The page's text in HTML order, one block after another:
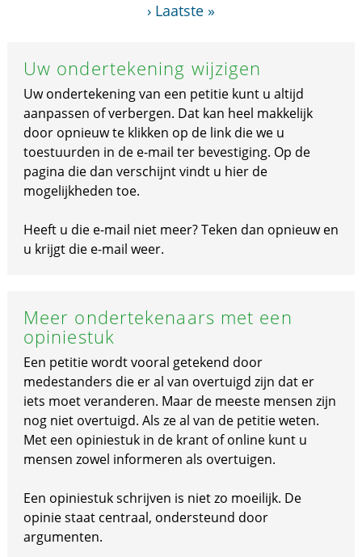
› Laatste »
Uw ondertekening wijzigen
Uw ondertekening van een petitie kunt u altijd
aanpassen of verbergen. Dat kan heel makkelijk
door opnieuw te klikken op de link die we u
toestuurden in de e-mail ter bevestiging. Op de
pagina die dan verschijnt vindt u hier de
mogelijkheden toe.
Heeft u die e-mail niet meer? Teken dan opnieuw en
u krijgt die e-mail weer.
Meer ondertekenaars met een
opiniestuk
Een petitie wordt vooral getekend door
medestanders die er al van overtuigd zijn dat er
iets moet veranderen. Maar de meeste mensen zijn
nog niet overtuigd. Als ze al van de petitie weten.
Met een opiniestuk in de krant of online kunt u
mensen zowel informeren als overtuigen.
Een opiniestuk schrijven is niet zo moeilijk. De
opinie staat centraal, ondersteund door
argumenten.